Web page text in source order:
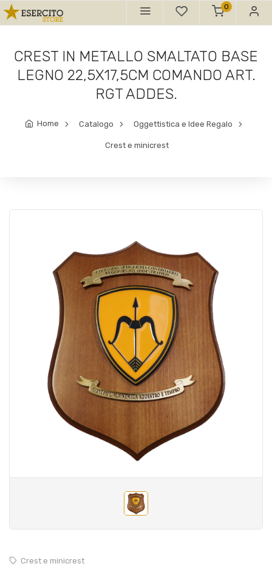
0
CREST IN METALLO SMALTATO BASE
LEGNO 22,5X17,5CM COMANDO ART.
RGT ADDES.
Home Catalogo Oggettistica e Idee Regalo
Crest e minicrest
Crest e minicrest